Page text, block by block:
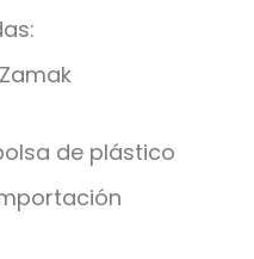
de plástico